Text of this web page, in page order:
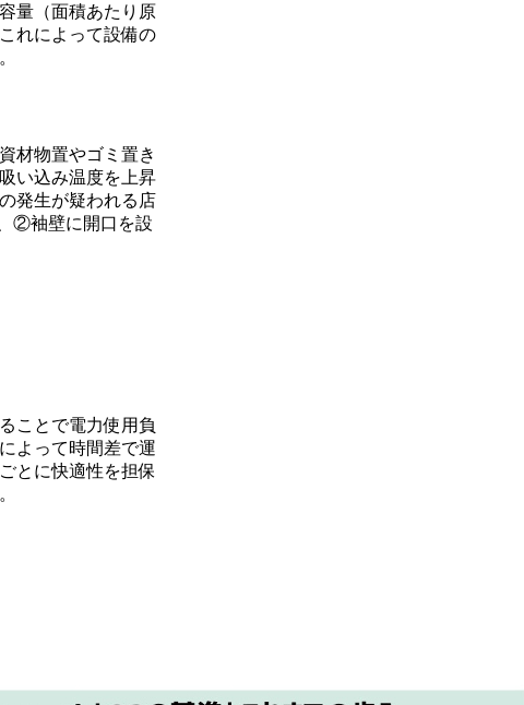
量（面積あたり原
れによって設備の
材物置やゴミ置き
い込み温度を上昇
発生が疑われる店
②袖壁に開口を設
ことで電力使用負
よって時間差で運
とに快適性を担保
。